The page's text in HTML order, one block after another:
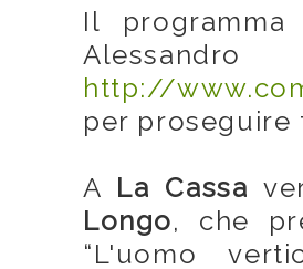
Il
http://
per proseguire
A La Cassa
Longo, che
“L'uomo